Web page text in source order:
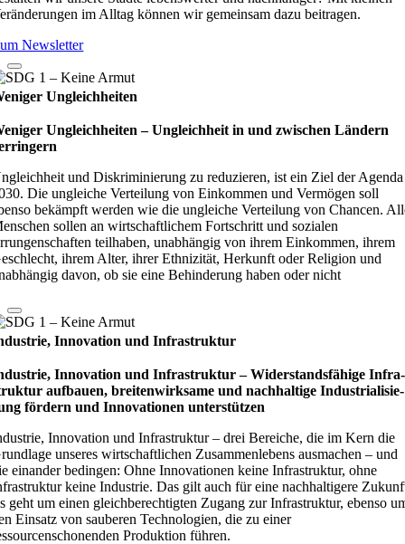
im Alltag können wir gemeinsam dazu beitragen.
Newsletter
Ungleichheiten
Ungleichheiten – Ungleich­heit in und zwi­schen Län­dern
und Diskriminierung zu reduzieren, ist ein Ziel der Agenda
Die ungleiche Verteilung von Einkommen und Vermögen soll
bekämpft werden wie die ungleiche Verteilung von Chancen.
sollen an wirtschaftlichem Fortschritt und sozialen
teilhaben, unabhängig von ihrem Einkommen, ihrem
ihrem Alter, ihrer Ethnizität, Herkunft oder Religion und
davon, ob sie eine Behinderung haben oder nicht
Innovation und Infrastruktur
Innovation und Infrastruktur – Wider­stands­fä­hige Infra­
auf­bauen, brei­ten­wirk­same und nach­hal­tige Indu­stri­ali­sie­
för­dern und Inno­vati­o­nen unter­stüt­zen
Innovation und Infrastruktur – drei Bereiche, die im Kern die
unseres wirtschaftlichen Zusammenlebens ausmachen – und
einander bedingen: Ohne Innovationen keine Infrastruktur, ohne
keine Industrie. Das gilt auch für eine nachhaltigere
geht um einen gleichberechtigten Zugang zur Infrastruktur, ebenso
Einsatz von sauberen Technologien, die zu einer
Produktion führen.